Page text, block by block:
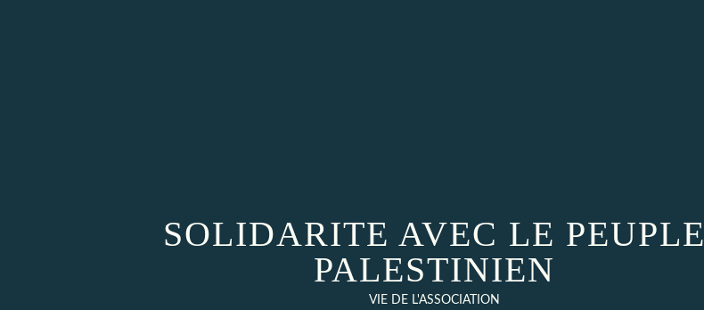
SOLIDARITE AVEC LE PEUPLE
PALESTINIEN
VIE DE L'ASSOCIATION